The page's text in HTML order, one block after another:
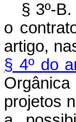
§ 3º-
o
artigo,
§ 4º do
projetos